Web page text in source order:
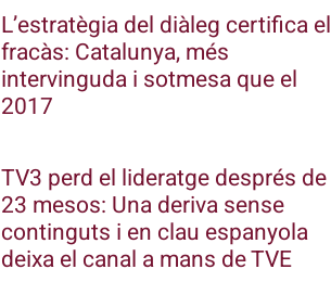
L’estratègia del diàleg certifica el
fracàs: Catalunya, més
intervinguda i sotmesa que el
2017
TV3 perd el lideratge després de
23 mesos: Una deriva sense
continguts i en clau espanyola
deixa el canal a mans de TVE